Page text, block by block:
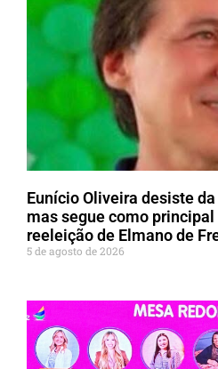
Eunício Oliveira desiste
mas segue como
reeleição de Elmano de
5 de agosto de 2026